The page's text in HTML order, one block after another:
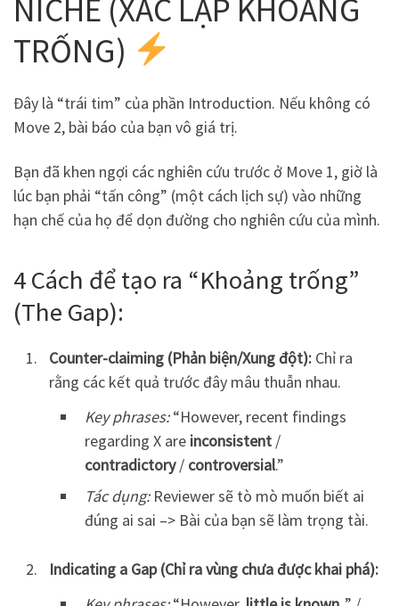
NICHE (XÁC LẬP KHOẢNG
TRỐNG)
Đây là “trái tim” của phần Introduction. Nếu không có
Move 2, bài báo của bạn vô giá trị.
Bạn đã khen ngợi các nghiên cứu trước ở Move 1, giờ là
lúc bạn phải “tấn công” (một cách lịch sự) vào những
hạn chế của họ để dọn đường cho nghiên cứu của mình.
4 Cách để tạo ra “Khoảng trống”
(The Gap):
Counter-claiming (Phản biện/Xung đột): Chỉ ra
rằng các kết quả trước đây mâu thuẫn nhau.
Key phrases:“However, recent findings
regarding X are inconsistent /
contradictory/ controversial.”
Tác dụng:Reviewer sẽ tò mò muốn biết ai
đúng ai sai –> Bài của bạn sẽ làm trọng tài.
Indicating a Gap (Chỉ ra vùng chưa được khai phá):